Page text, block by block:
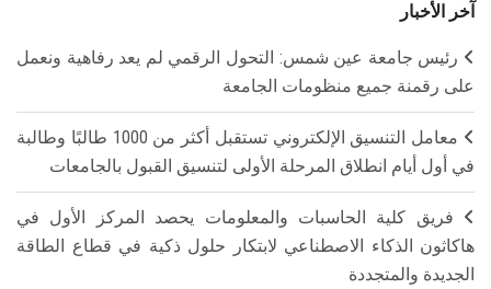
آخر الأخبار
رئيس جامعة عين شمس: التحول الرقمي لم يعد رفاهية ونعمل
على رقمنة جميع منظومات الجامعة
معامل التنسيق الإلكتروني تستقبل أكثر من 1000 طالبًا وطالبة
في أول أيام انطلاق المرحلة الأولى لتنسيق القبول بالجامعات
فريق كلية الحاسبات والمعلومات يحصد المركز الأول في
هاكاثون الذكاء الاصطناعي لابتكار حلول ذكية في قطاع الطاقة
الجديدة والمتجددة